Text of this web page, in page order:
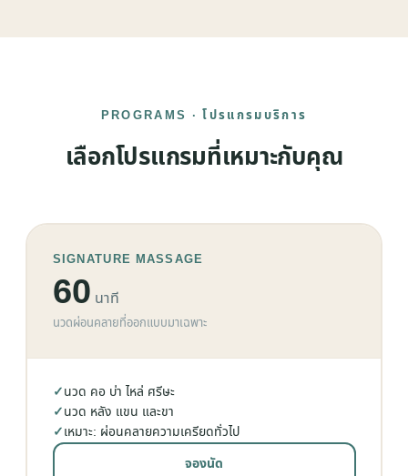
PROGRAMS · โปรแกรมบริการ
เลือกโปรแกรมที่เหมาะกับคุณ
SIGNATURE MASSAGE
60 นาที
นวดผ่อนคลายที่ออกแบบมาเฉพาะ
✓นวด คอ บ่า ไหล่ ศรีษะ
✓นวด หลัง แขน และขา
✓เหมาะ: ผ่อนคลายความเครียดทั่วไป
จองนัด